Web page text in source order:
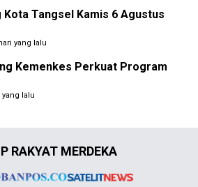
Kota Tangsel Kamis 6 Agustus
yang lalu
Kemenkes Perkuat Program
lalu
RAKYAT MERDEKA